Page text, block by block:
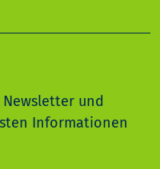
Newsletter und
Informationen